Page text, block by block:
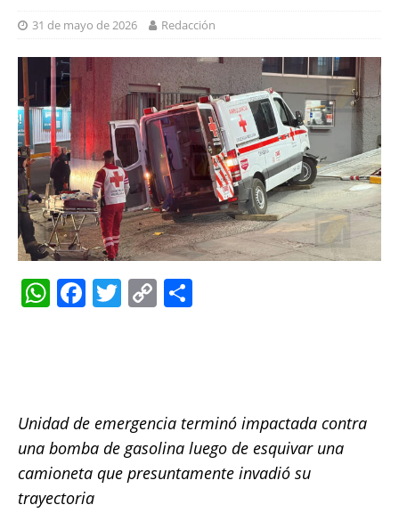
31 de mayo de 2026 Redacción
W
A
p
p
F
o
o
k
T C
Li
n
k
Unidad de emergencia terminó impactada contra
una bomba de gasolina luego de esquivar una
camioneta que presuntamente invadió su
trayectoria